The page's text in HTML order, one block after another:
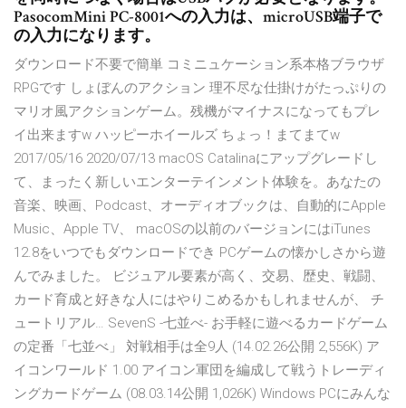
PasocomMini PC-8001への入力は、microUSB端子で
の入力になります。
ダウンロード不要で簡単 コミニュケーション系本格ブラウザ
RPGです しょぼんのアクション 理不尽な仕掛けがたっぷりの
マリオ風アクションゲーム。残機がマイナスになってもプレ
イ出来ますw ハッピーホイールズ ちょっ！まてまてw
2017/05/16 2020/07/13 macOS Catalinaにアップグレードし
て、まったく新しいエンターテインメント体験を。あなたの
音楽、映画、Podcast、オーディオブックは、自動的にApple
Music、Apple TV、 macOSの以前のバージョンにはiTunes
12.8をいつでもダウンロードでき PCゲームの懐かしさから遊
んでみました。 ビジュアル要素が高く、交易、歴史、戦闘、
カード育成と好きな人にはやりこめるかもしれませんが、 チ
ュートリアル… SevenS -七並べ- お手軽に遊べるカードゲーム
の定番「七並べ」 対戦相手は全9人 (14.02.26公開 2,556K) ア
イコンワールド 1.00 アイコン軍団を編成して戦うトレーディ
ングカードゲーム (08.03.14公開 1,026K) Windows PCにみんな